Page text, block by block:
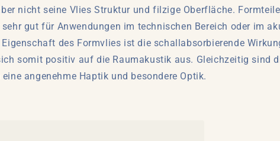
nicht seine Vlies Struktur und filzige Oberfläche.
gut für Anwendungen im technischen Bereich oder im
Eigenschaft des Formvlies ist die schallabsorbierende
somit positiv auf die Raumakustik aus. Gleichzeitig sind
angenehme Haptik und besondere Optik.